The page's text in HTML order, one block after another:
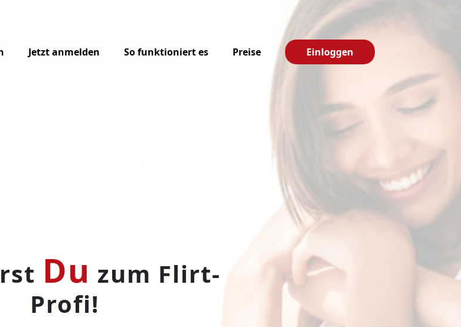
Jetzt anmelden So funktioniert es Preise Einloggen
Du zum Flirt-
Profi!